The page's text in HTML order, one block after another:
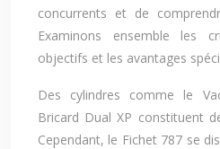
concurrents et de
Examinons ensemble les
objectifs et les avantages
Des cylindres comme le
Bricard Dual XP constituent
Cependant, le Fichet 787 se